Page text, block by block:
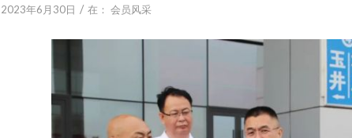
2023年6月30日 / 在： 会员风采